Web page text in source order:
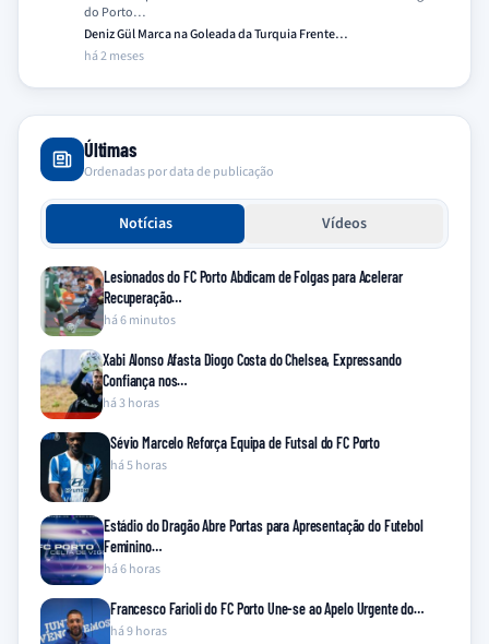
do Porto…
Deniz Gül Marca na Goleada da Turquia Frente…
há 2 meses
Últimas
Ordenadas por data de publicação
Notícias Vídeos
Lesionados do FC Porto Abdicam de Folgas para Acelerar
Recuperação…
há 6 minutos
Xabi Alonso Afasta Diogo Costa do Chelsea, Expressando
Confiança nos…
há 3 horas
Sévio Marcelo Reforça Equipa de Futsal do FC Porto
há 5 horas
Estádio do Dragão Abre Portas para Apresentação do Futebol
Feminino…
há 6 horas
Francesco Farioli do FC Porto Une-se ao Apelo Urgente do…
há 9 horas